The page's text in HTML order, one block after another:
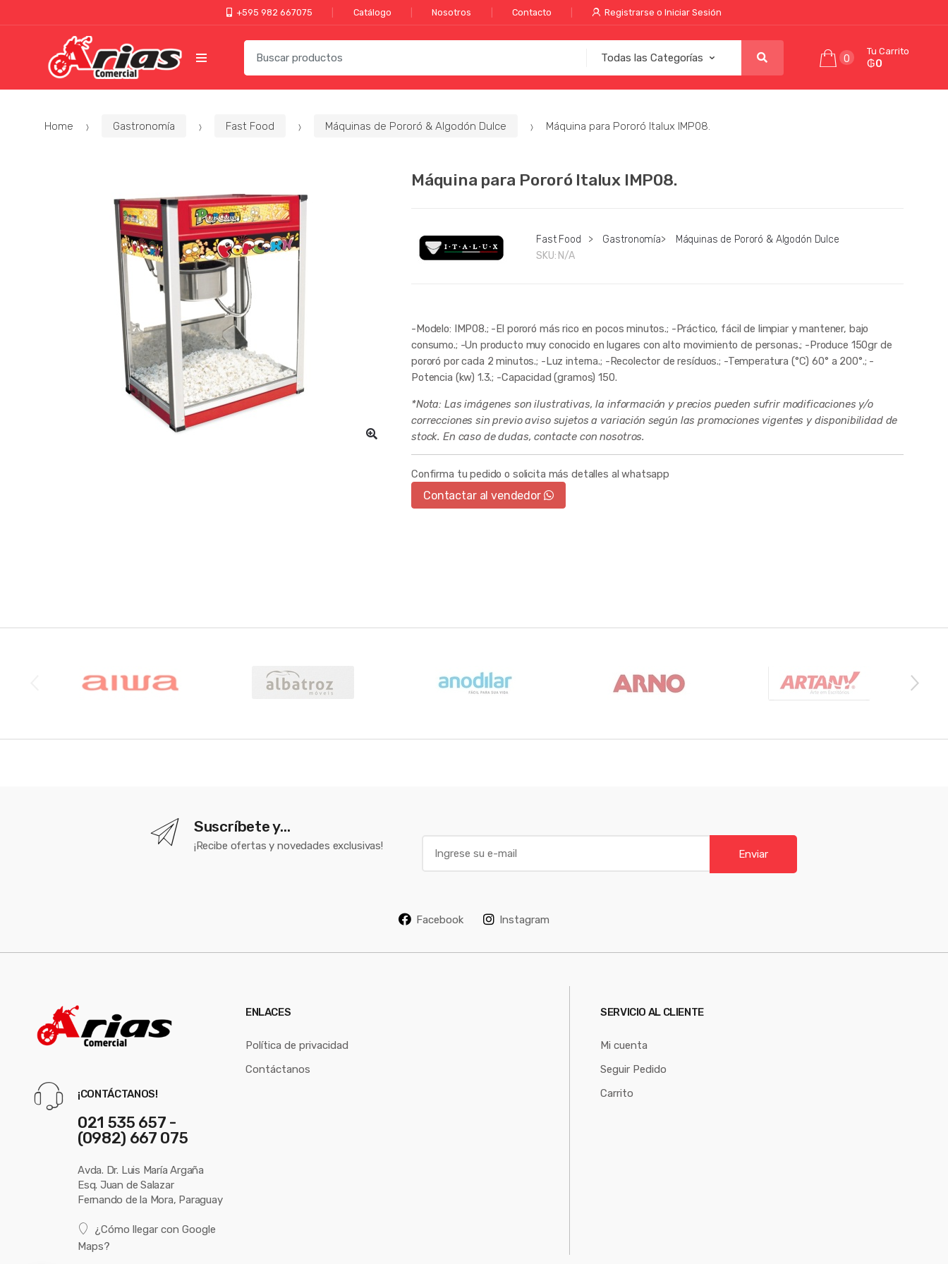
+595 982 667075 Catálogo Nosotros Contacto Registrarse o Iniciar Sesión
0
Tu Carrito
₲0
Home Gastronomía Fast Food Máquinas de Pororó & Algodón Dulce Máquina para Pororó Italux IMP08.
Máquina para Pororó Italux IMP08.
Fast Food > Gastronomía>
Máquinas de Pororó & Algodón Dulce
SKU: N/A
-Modelo: IMP08.; -El pororó más rico en pocos minutos.; -Práctico, fácil de limpiar y mantener, bajo
consumo.; -Un producto muy conocido en lugares con alto movimiento de personas.; -Produce 150gr de
pororó por cada 2 minutos.; -Luz interna.; -Recolector de resíduos.; -Temperatura (°C) 60° a 200°.; -
Potencia (kw) 1.3.; -Capacidad (gramos) 150.
*Nota: Las imágenes son ilustrativas, la información y precios pueden sufrir modificaciones y/o
correcciones sin previo aviso sujetos a variación según las promociones vigentes y disponibilidad de
stock. En caso de dudas, contacte con nosotros.
Confirma tu pedido o solicita más detalles al whatsapp
Contactar al vendedor
Suscríbete y...
¡Recibe ofertas y novedades exclusivas!
Enviar
Facebook Instagram
¡CONTÁCTANOS!
021 535 657 -
(0982) 667 075
Avda. Dr. Luis María Argaña
Esq. Juan de Salazar
Fernando de la Mora, Paraguay
¿Cómo llegar con Google
Maps?
ENLACES
Política de privacidad
Contáctanos
SERVICIO AL CLIENTE
Mi cuenta
Seguir Pedido
Carrito